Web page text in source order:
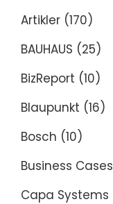
Artikler (170)
BAUHAUS (25)
BizReport (10)
Blaupunkt (16)
Bosch (10)
Business Cases
Capa Systems